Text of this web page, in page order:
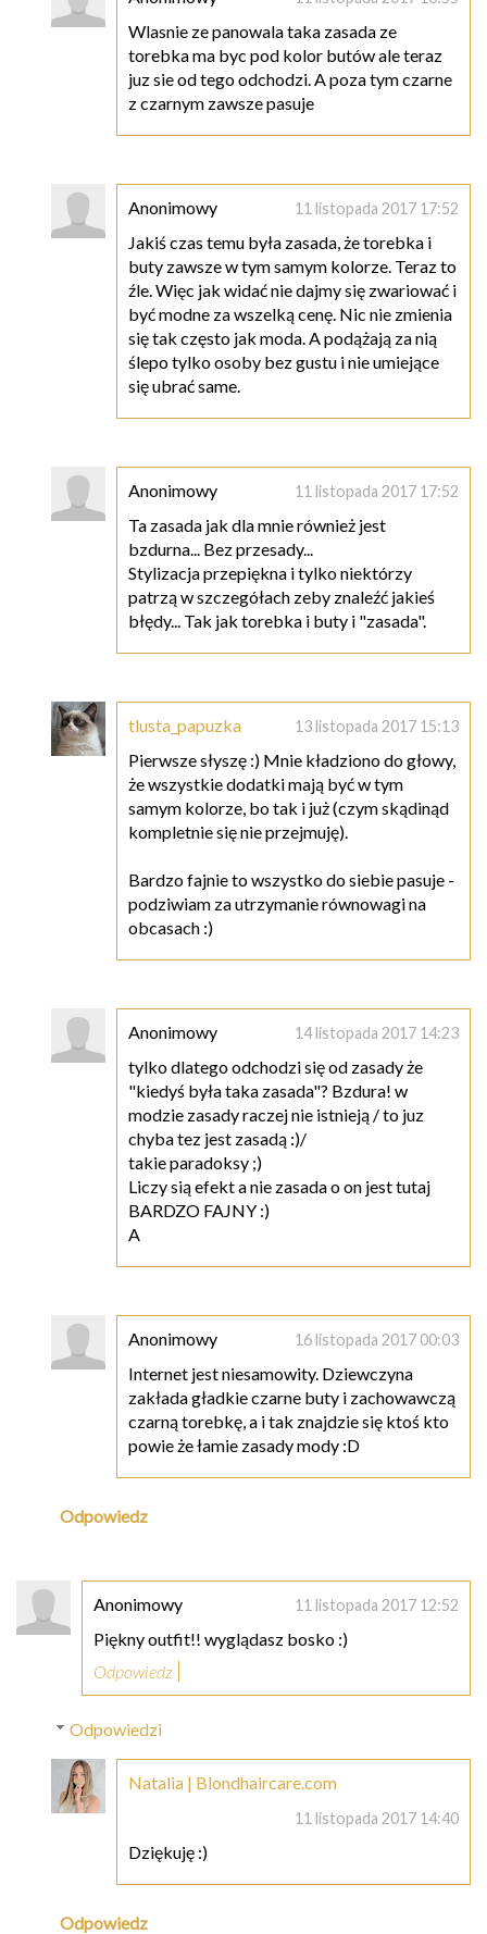
Wlasnie ze panowala taka zasada ze
torebka ma byc pod kolor butów ale teraz
juz sie od tego odchodzi. A poza tym czarne
z czarnym zawsze pasuje
Anonimowy 11 listopada 2017 17:52
Jakiś czas temu była zasada, że torebka i
buty zawsze w tym samym kolorze. Teraz to
źle. Więc jak widać nie dajmy się zwariować i
być modne za wszelką cenę. Nic nie zmienia
się tak często jak moda. A podążają za nią
ślepo tylko osoby bez gustu i nie umiejące
się ubrać same.
Anonimowy 11 listopada 2017 17:52
Ta zasada jak dla mnie również jest
bzdurna... Bez przesady...
Stylizacja przepiękna i tylko niektórzy
patrzą w szczegółach zeby znaleźć jakieś
błędy... Tak jak torebka i buty i "zasada".
tlusta_papuzka 13 listopada 2017 15:13
Pierwsze słyszę :) Mnie kładziono do głowy,
że wszystkie dodatki mają być w tym
samym kolorze, bo tak i już (czym skądinąd
kompletnie się nie przejmuję).
Bardzo fajnie to wszystko do siebie pasuje -
podziwiam za utrzymanie równowagi na
obcasach :)
Anonimowy 14 listopada 2017 14:23
tylko dlatego odchodzi się od zasady że
"kiedyś była taka zasada"? Bzdura! w
modzie zasady raczej nie istnieją / to juz
chyba tez jest zasadą :)/
takie paradoksy ;)
Liczy sią efekt a nie zasada o on jest tutaj
BARDZO FAJNY :)
A
Anonimowy 16 listopada 2017 00:03
Internet jest niesamowity. Dziewczyna
zakłada gładkie czarne buty i zachowawczą
czarną torebkę, a i tak znajdzie się ktoś kto
powie że łamie zasady mody :D
Odpowiedz
Anonimowy 11 listopada 2017 12:52
Piękny outfit!! wyglądasz bosko :)
Odpowiedz
Odpowiedzi
Natalia | Blondhaircare.com
11 listopada 2017 14:40
Dziękuję :)
Odpowiedz